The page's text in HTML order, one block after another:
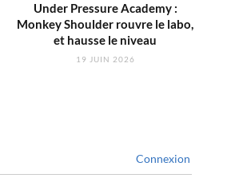
Under Pressure Academy :
Monkey Shoulder rouvre le labo,
et hausse le niveau
19 JUIN 2026
Connexion